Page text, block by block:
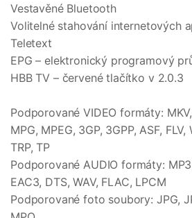
Vestavěné Bluetooth
Volitelné stahování internetových
Teletext
EPG – elektronický programový
HBB TV – červené tlačítko v 2.0.3
Podporované VIDEO formáty:
MPG, MPEG, 3GP, 3GPP, ASF, FLV,
TRP, TP
Podporované AUDIO formáty:
EAC3, DTS, WAV, FLAC, LPCM
Podporované foto soubory: JPG,